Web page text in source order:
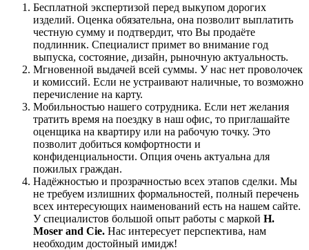
Бесплатной экспертизой перед выкупом дорогих
изделий. Оценка обязательна, она позволит выплатить
честную сумму и подтвердит, что Вы продаёте
подлинник. Специалист примет во внимание год
выпуска, состояние, дизайн, рыночную актуальность.
Мгновенной выдачей всей суммы. У нас нет проволочек
и комиссий. Если не устраивают наличные, то возможно
перечисление на карту.
Мобильностью нашего сотрудника. Если нет желания
тратить время на поездку в наш офис, то приглашайте
оценщика на квартиру или на рабочую точку. Это
позволит добиться комфортности и
конфиденциальности. Опция очень актуальна для
пожилых граждан.
Надёжностью и прозрачностью всех этапов сделки. Мы
не требуем излишних формальностей, полный перечень
всех интересующих наименований есть на нашем сайте.
У специалистов большой опыт работы с маркой H.
Moser and Cie. Нас интересует перспектива, нам
необходим достойный имидж!